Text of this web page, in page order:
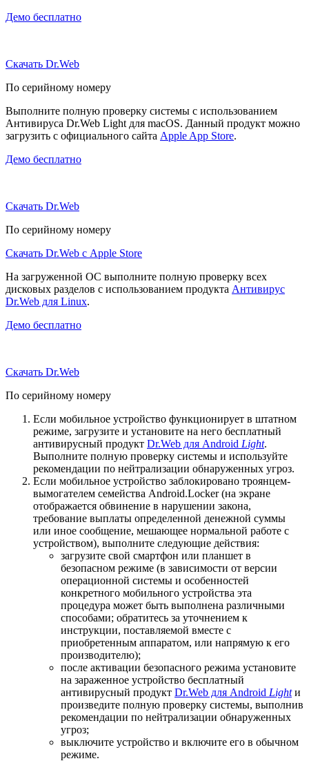
Демо бесплатно
Скачать Dr.Web
По серийному номеру
Выполните полную проверку системы с использованием
Антивируса Dr.Web Light для macOS. Данный продукт можно
загрузить с официального сайта Apple App Store.
Демо бесплатно
Скачать Dr.Web
По серийному номеру
Скачать Dr.Web с Apple Store
На загруженной ОС выполните полную проверку всех
дисковых разделов с использованием продукта Антивирус
Dr.Web для Linux.
Демо бесплатно
Скачать Dr.Web
По серийному номеру
Если мобильное устройство функционирует в штатном
режиме, загрузите и установите на него бесплатный
антивирусный продукт Dr.Web для Android Light.
Выполните полную проверку системы и используйте
рекомендации по нейтрализации обнаруженных угроз.
Если мобильное устройство заблокировано троянцем-
вымогателем семейства Android.Locker (на экране
отображается обвинение в нарушении закона,
требование выплаты определенной денежной суммы
или иное сообщение, мешающее нормальной работе с
устройством), выполните следующие действия:
загрузите свой смартфон или планшет в
безопасном режиме (в зависимости от версии
операционной системы и особенностей
конкретного мобильного устройства эта
процедура может быть выполнена различными
способами; обратитесь за уточнением к
инструкции, поставляемой вместе с
приобретенным аппаратом, или напрямую к его
производителю);
после активации безопасного режима установите
на зараженное устройство бесплатный
антивирусный продукт Dr.Web для Android Lightи
произведите полную проверку системы, выполнив
рекомендации по нейтрализации обнаруженных
угроз;
выключите устройство и включите его в обычном
режиме.